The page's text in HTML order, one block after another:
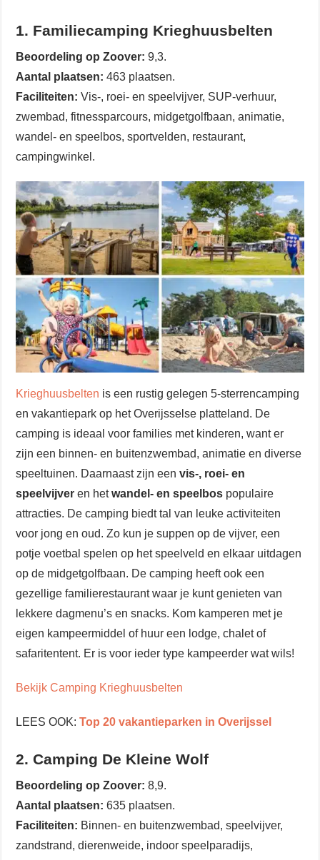
1. Familiecamping Krieghuusbelten
Beoordeling op Zoover: 9,3.
Aantal plaatsen: 463 plaatsen.
Faciliteiten: Vis-, roei- en speelvijver, SUP-verhuur,
zwembad, fitnessparcours, midgetgolfbaan, animatie,
wandel- en speelbos, sportvelden, restaurant,
campingwinkel.
Krieghuusbelten is een rustig gelegen 5-sterrencamping
en vakantiepark op het Overijsselse platteland. De
camping is ideaal voor families met kinderen, want er
zijn een binnen- en buitenzwembad, animatie en diverse
speeltuinen. Daarnaast zijn een vis-, roei- en
speelvijveren hetwandel- en speelbos populaire
attracties. De camping biedt tal van leuke activiteiten
voor jong en oud. Zo kun je suppen op de vijver, een
potje voetbal spelen op het speelveld en elkaar uitdagen
op de midgetgolfbaan. De camping heeft ook een
gezellige familierestaurant waar je kunt genieten van
lekkere dagmenu’s en snacks. Kom kamperen met je
eigen kampeermiddel of huur een lodge, chalet of
safaritentent. Er is voor ieder type kampeerder wat wils!
Bekijk Camping Krieghuusbelten
LEES OOK:Top 20 vakantieparken in Overijssel
2. Camping De Kleine Wolf
Beoordeling op Zoover: 8,9.
Aantal plaatsen: 635 plaatsen.
Faciliteiten: Binnen- en buitenzwembad, speelvijver,
zandstrand, dierenweide, indoor speelparadijs,